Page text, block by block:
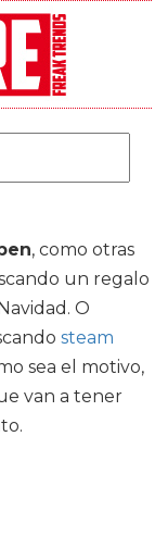
, como otras
un regalo
O
steam
sea el motivo,
van a tener